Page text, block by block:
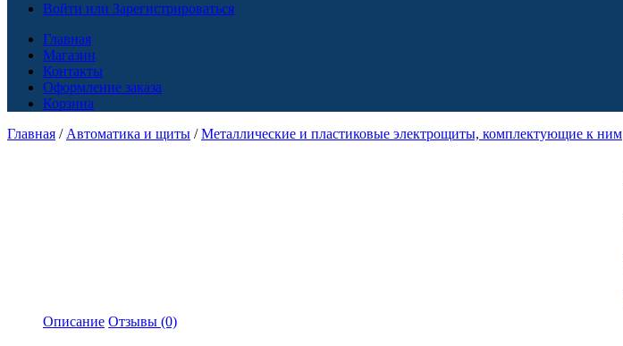
Войти или Зарегистрироваться
Главная
Магазин
Контакты
Оформление заказа
Корзина
Главная / Автоматика и щиты /Металлические и пластиковые электрощиты, комплектующие к ним
Описание Отзывы (0)